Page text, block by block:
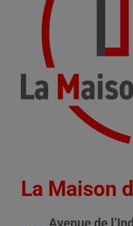
La Maison
Avenue de